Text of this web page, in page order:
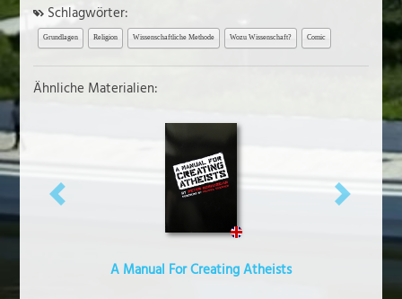
Schlagwörter:
Grundlagen Religion Wissenschaftliche Methode Wozu Wissenschaft? Comic
Ähnliche Materialien:
A Manual For Creating Atheists
vorheriges